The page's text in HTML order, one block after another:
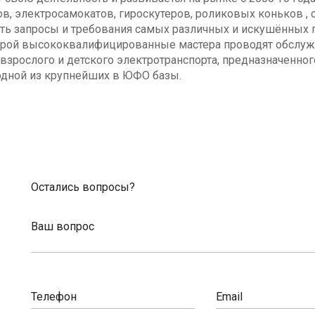
электросамокатов, гироскутеров, роликовых коньков ,
запросы и требования самых различных и искушённых
высококвалифицированные мастера проводят
и детского электротранспорта,
из крупнейших в ЮФО базы.
Остались вопросы?
Ваш вопрос
Телефон Email